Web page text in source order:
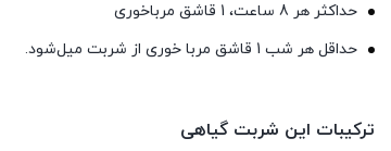
حداکثر هر 8 ساعت، 1 قاشق مرباخوری
حداقل هر شب 1 قاشق مربا خوری از شربت میل‌شود.
ترکیبات این شربت گیاهی